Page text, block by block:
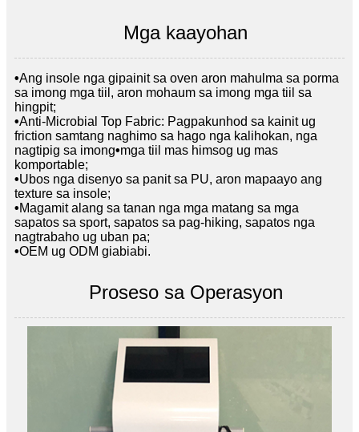
Mga kaayohan
•Ang insole nga gipainit sa oven aron mahulma sa porma
sa imong mga tiil, aron mohaum sa imong mga tiil sa
hingpit;
•Anti-Microbial Top Fabric: Pagpakunhod sa kainit ug
friction samtang naghimo sa hago nga kalihokan, nga
nagtipig sa imong•mga tiil mas himsog ug mas
komportable;
•Ubos nga disenyo sa panit sa PU, aron mapaayo ang
texture sa insole;
•Magamit alang sa tanan nga mga matang sa mga
sapatos sa sport, sapatos sa pag-hiking, sapatos nga
nagtrabaho ug uban pa;
•OEM ug ODM giabiabi.
Proseso sa Operasyon